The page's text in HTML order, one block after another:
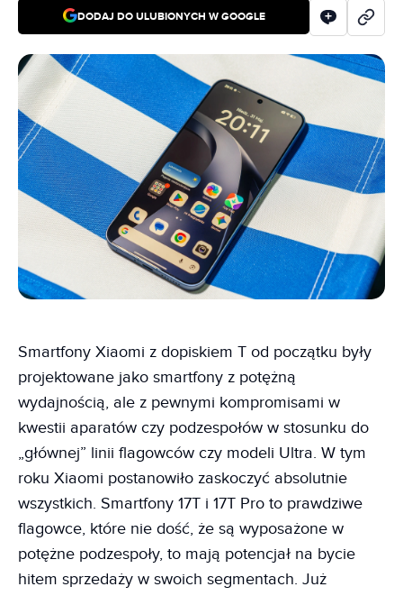
DODAJ DO ULUBIONYCH W GOOGLE
Smartfony Xiaomi z dopiskiem T od początku były
projektowane jako smartfony z potężną
wydajnością, ale z pewnymi kompromisami w
kwestii aparatów czy podzespołów w stosunku do
„głównej” linii flagowców czy modeli Ultra. W tym
roku Xiaomi postanowiło zaskoczyć absolutnie
wszystkich. Smartfony 17T i 17T Pro to prawdziwe
flagowce, które nie dość, że są wyposażone w
potężne podzespoły, to mają potencjał na bycie
hitem sprzedaży w swoich segmentach. Już